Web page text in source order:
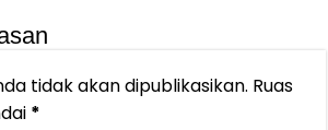
tidak akan dipublikasikan. Ruas
*